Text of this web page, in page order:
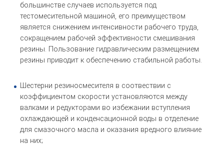
большинстве случаев используется под
тестомесительной машиной, его преимуществом
является снижением интенсивности рабочего труда,
сокращением рабочей эффективности смешивания
резины. Пользование гидравлическим размещением
резины приводит к обеспечению стабильной работы.
Шестерни резиносмесителя в соотвествии с
коэффициентом скорости установляются между
валками и редукторами во избежании вступления
охлаждающей и конденсационной воды в отделение
для смазочного масла и оказания вредного влияние
на них;